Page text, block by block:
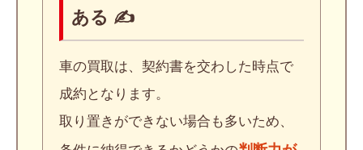
ある ✍️
車の買取は、契約書を交わした時点で
成約となります。
取り置きができない場合も多いため、